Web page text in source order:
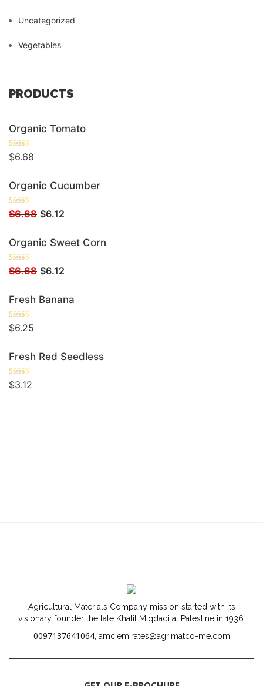
Uncategorized
Vegetables
PRODUCTS
Organic Tomato
Rated5.00
Out Of 5
$6.68
Organic Cucumber
Rated5.00
Out Of 5
$6.68 $6.12
Organic Sweet Corn
Rated5.00
Out Of 5
$6.68 $6.12
Fresh Banana
Rated5.00
Out Of 5
$6.25
Fresh Red Seedless
Rated5.00
Out Of 5
$3.12
Agricultural Materials Company mission started with its
visionary founder the late Khalil Miqdadi at Palestine in 1936.
0097137641064, amc.emirates@agrimatco-me.com